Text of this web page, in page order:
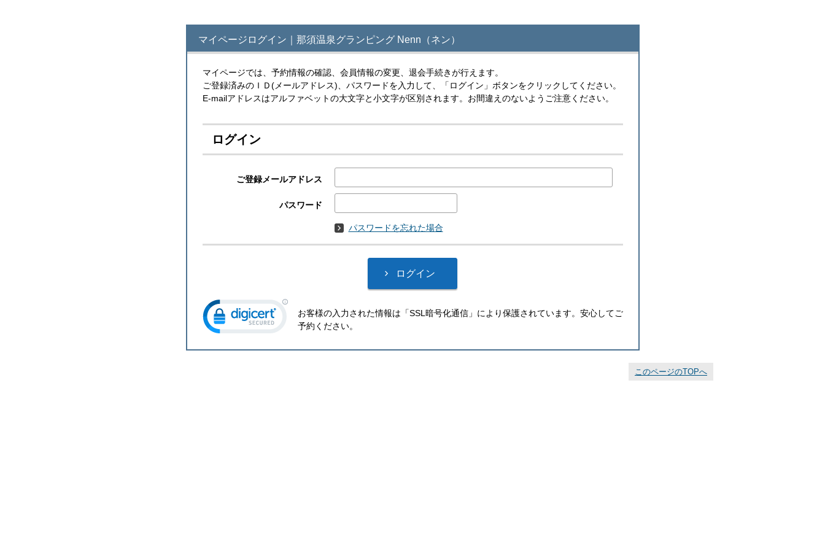
マイページログイン｜那須温泉グランピング Nenn（ネン）
マイページでは、予約情報の確認、会員情報の変更、退会手続きが行えます。
ご登録済みのＩＤ(メールアドレス)、パスワードを入力して、「ログイン」ボタンをクリックしてください。
E-mailアドレスはアルファベットの大文字と小文字が区別されます。お間違えのないようご注意ください。
ログイン
ご登録メールアドレス
パスワード
パスワードを忘れた場合
お客様の入力された情報は「SSL暗号化通信」により保護されています。安心してご
予約ください。
このページのTOPへ